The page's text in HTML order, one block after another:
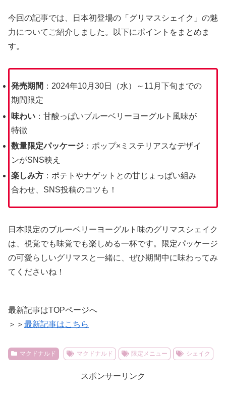
今回の記事では、日本初登場の「グリマスシェイク」の魅
力についてご紹介しました。以下にポイントをまとめま
す。
発売期間 ：2024年10月30日（水）～11月下旬までの
期間限定
味わい ：甘酸っぱいブルーベリーヨーグルト風味が
特徴
数量限定パッケージ ：ポップ×ミステリアスなデザイ
ンがSNS映え
楽しみ方 ：ポテトやナゲットとの甘じょっぱい組み
合わせ、SNS投稿のコツも！
日本限定のブルーベリーヨーグルト味のグリマスシェイク
は、視覚でも味覚でも楽しめる一杯です。限定パッケージ
の可愛らしいグリマスと一緒に、ぜひ期間中に味わってみ
てくださいね！
最新記事はTOPページへ
＞＞ 最新記事はこちら
マクドナルド マクドナルド 限定メニュー シェイク
スポンサーリンク